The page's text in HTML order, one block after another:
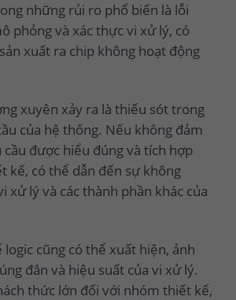
những rủi ro phổ biến là lỗi
phỏng và xác thực vi xử lý, có
xuất ra chip không hoạt động
xuyên xảy ra là thiếu sót trong
của hệ thống. Nếu không đảm
được hiểu đúng và tích hợp
kế, có thể dẫn đến sự không
xử lý và các thành phần khác của
logic cũng có thể xuất hiện, ảnh
đắn và hiệu suất của vi xử lý.
thức lớn đối với nhóm thiết kế,